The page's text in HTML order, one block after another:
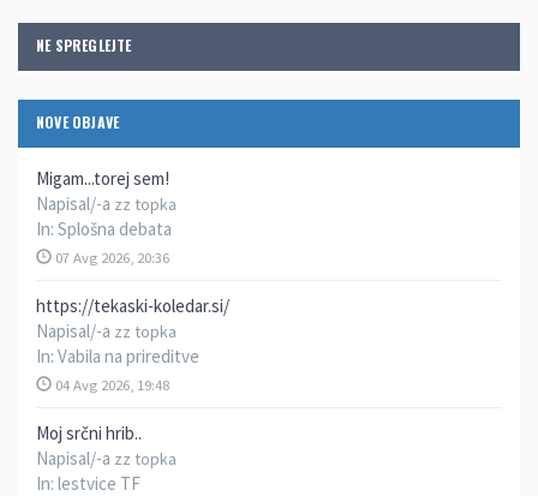
NE SPREGLEJTE
NOVE OBJAVE
Migam...torej sem!
Napisal/-a zz topka
In: Splošna debata
07 Avg 2026, 20:36
https://tekaski-koledar.si/
Napisal/-a zz topka
In: Vabila na prireditve
04 Avg 2026, 19:48
Moj srčni hrib..
Napisal/-a zz topka
In: lestvice TF